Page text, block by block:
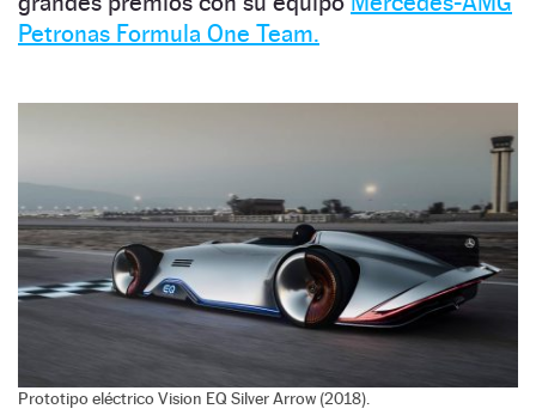
Petronas Formula One Team.
Prototipo eléctrico Vision EQ Silver Arrow (2018).